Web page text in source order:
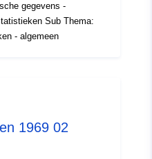
gegevens -
Sub Thema:
- algemeen
1969 02